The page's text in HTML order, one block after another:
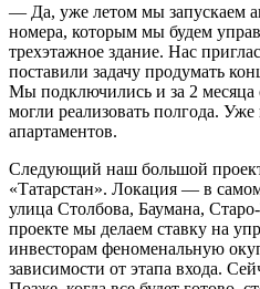
— Да, уже летом мы запускаем
номера, которым мы будем
трехэтажное здание. Нас
поставили задачу продумать
Мы подключились и за 2 месяца
могли реализовать полгода.
апартаментов.
Следующий наш большой
«Татарстан». Локация — в
улица Столбова, Баумана,
проекте мы делаем ставку на
инвесторам феноменальную
зависимости от этапа входа.